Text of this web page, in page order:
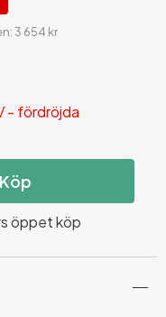
3 654 kr
- fördröjda
Köp
öppet köp